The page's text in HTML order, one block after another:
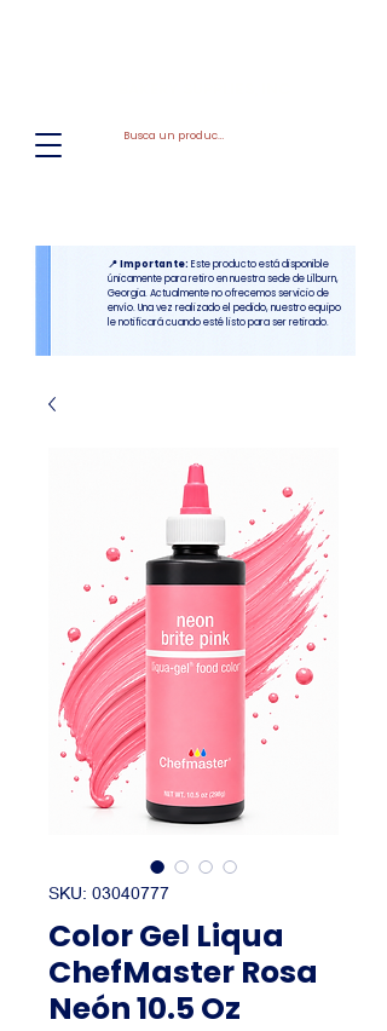
📍 Importante: Este producto está disponible
únicamente para retiro en nuestra sede de Lilburn,
Georgia. Actualmente no ofrecemos servicio de
envío. Una vez realizado el pedido, nuestro equipo
le notificará cuando esté listo para ser retirado.
SKU: 03040777
Color Gel Liqua
ChefMaster Rosa
Neón 10.5 Oz